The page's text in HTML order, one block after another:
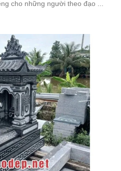
cho những người theo đạo ...